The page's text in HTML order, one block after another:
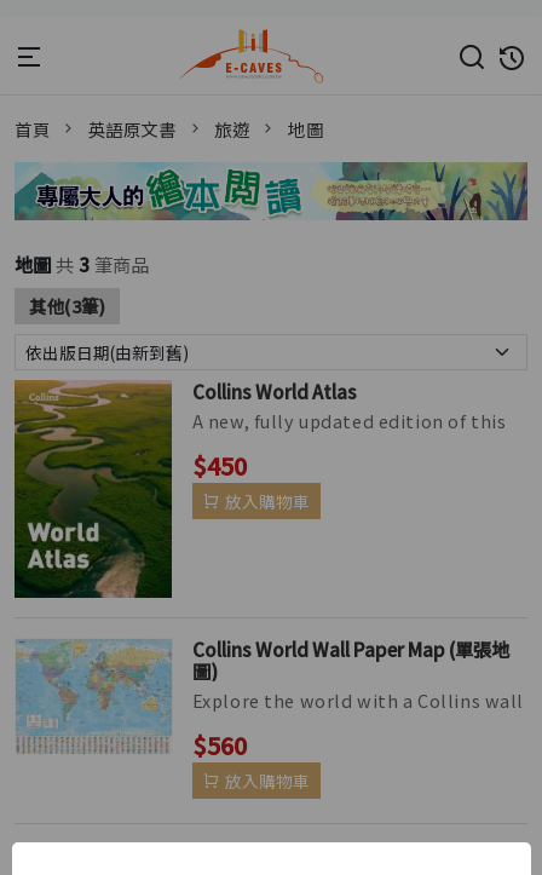
首頁 英語原文書 旅遊 地圖
地圖共 3 筆商品
其他(3筆)
Collins World Atlas
A new, fully updated edition of this
bestselling atlas of the world. Great
value and contains all th...
$450
放入購物車
Collins World Wall Paper Map (單張地
圖)
Explore the world with a Collins wall
map Fully updated world map to
include the latest political ch...
$560
放入購物車